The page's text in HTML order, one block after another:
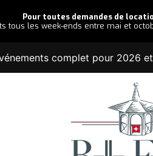
complet pour 2026
Pour toutes demandes de
les week-ends entre mai et